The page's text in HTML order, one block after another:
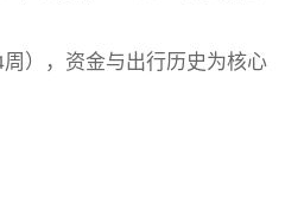
），资金与出行历史为核心